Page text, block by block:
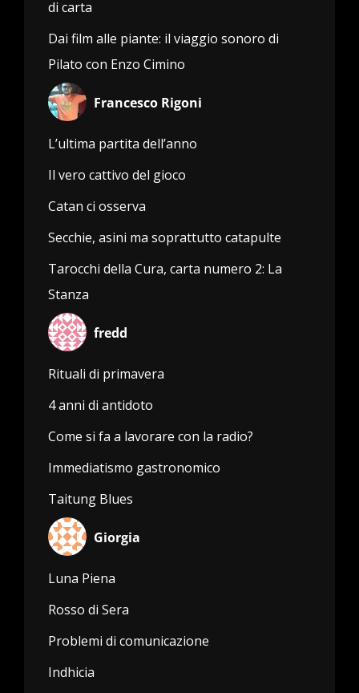
di carta
Dai film alle piante: il viaggio sonoro di
Pilato con Enzo Cimino
Francesco Rigoni
L’ultima partita dell’anno
Il vero cattivo del gioco
Catan ci osserva
Secchie, asini ma soprattutto catapulte
Tarocchi della Cura, carta numero 2: La
Stanza
fredd
Rituali di primavera
4 anni di antidoto
Come si fa a lavorare con la radio?
Immediatismo gastronomico
Taitung Blues
Giorgia
Luna Piena
Rosso di Sera
Problemi di comunicazione
Indhicia